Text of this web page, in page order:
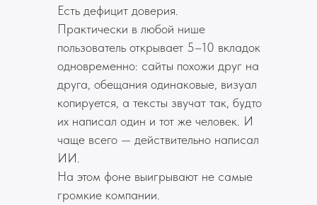
Есть дефицит доверия.
Практически в любой нише
пользователь открывает 5–10 вкладок
одновременно: сайты похожи друг на
друга, обещания одинаковые, визуал
копируется, а тексты звучат так, будто
их написал один и тот же человек. И
чаще всего — действительно написал
ИИ.
На этом фоне выигрывают не самые
громкие компании.